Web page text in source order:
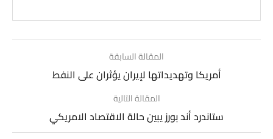
المقالة السابقة
أمريكا وتهديداتها لإيران يؤثران على النفط
المقالة التالية
ستاندرد أند بورز يبين حالة الاقتصاد الامريكي